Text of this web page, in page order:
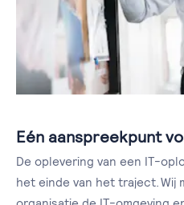
Eén aanspreekpunt
De oplevering van een IT-
het einde van het traject. Wij